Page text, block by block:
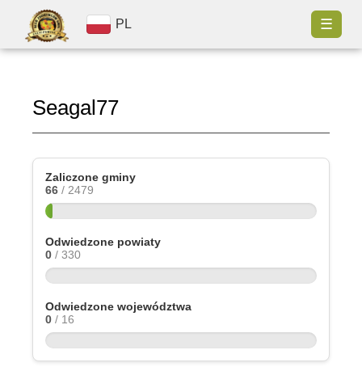
PL ☰
Seagal77
Zaliczone gminy
66 / 2479
Odwiedzone powiaty
0 / 330
Odwiedzone województwa
0 / 16